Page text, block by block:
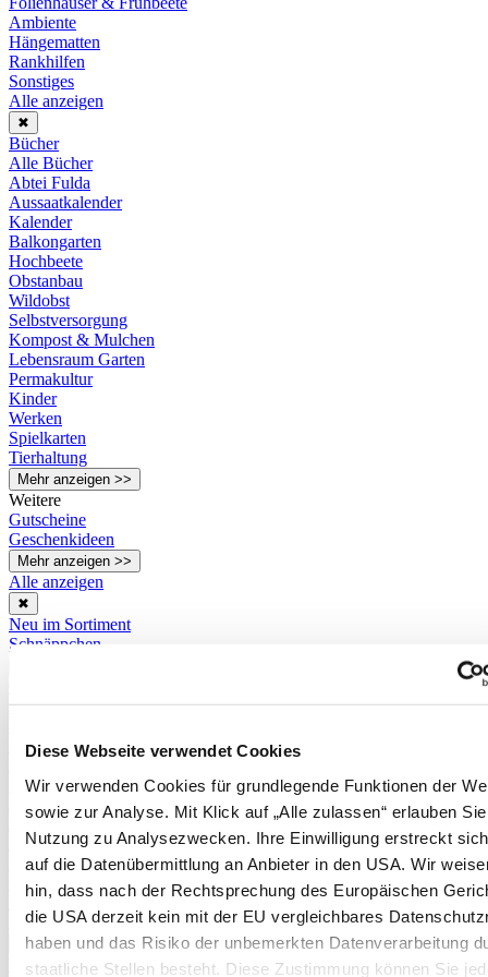
Diese Webseite verwendet Cookies
Wir verwenden Cookies für grundlegende Funktionen der
sowie zur Analyse. Mit Klick auf „Alle zulassen“ erlauben
Nutzung zu Analysezwecken. Ihre Einwilligung erstreckt
auf die Datenübermittlung an Anbieter in den USA. Wir
hin, dass nach der Rechtsprechung des Europäischen
die USA derzeit kein mit der EU vergleichbares
haben und das Risiko der unbemerkten Datenverarbeitung
staatliche Stellen besteht. Diese Zustimmung können Sie
Ambiente
Hängematten
Rankhilfen
Sonstiges
Alle anzeigen
✖
Bücher
Alle Bücher
Abtei Fulda
Aussaatkalender
Kalender
Balkongarten
Hochbeete
Obstanbau
Wildobst
Selbstversorgung
Kompost & Mulchen
Lebensraum Garten
Permakultur
Kinder
Werken
Spielkarten
Tierhaltung
Mehr anzeigen >>
Weitere
Gutscheine
Geschenkideen
Mehr anzeigen >>
Alle anzeigen
✖
Neu im Sortiment
Schnäppchen
Januar
März
Mai
Juli
August
September
Oktober
November
Dezember
Mehr anzeigen >>
Kultur- und Pflanzanleitungen